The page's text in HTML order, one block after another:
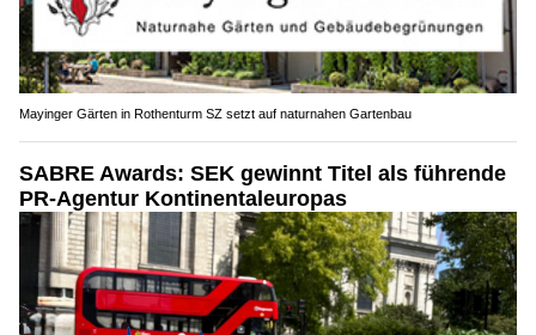
Mayinger Gärten in Rothenturm SZ setzt auf naturnahen Gartenbau
SABRE Awards: SEK gewinnt Titel als führende
PR-Agentur Kontinentaleuropas